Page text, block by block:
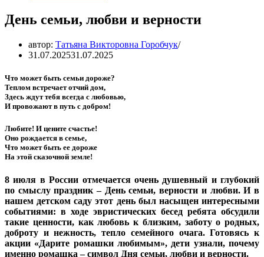
День семьи, любви и верности
автор: Татьяна Викторовна Горобчук
31.07.202531.07.2025
Что может быть семьи дороже?
Теплом встречает отчий дом,
Здесь ждут тебя всегда с любовью,
И провожают в путь с добром!
Любите! И цените счастье!
Оно рождается в семье,
Что может быть ее дороже
На этой сказочной земле!
8 июля в России отмечается очень душевный и глубокий
по смыслу праздник – День семьи, верности и любви. И в
нашем детском саду этот день был насыщен интересными
событиями: в ходе эвристических бесед ребята обсудили
такие ценности, как любовь к близким, заботу о родных,
доброту и нежность, тепло семейного очага. Готовясь к
акции «Дарите ромашки любимым», дети узнали, почему
именно ромашка – символ Дня семьи, любви и верности.